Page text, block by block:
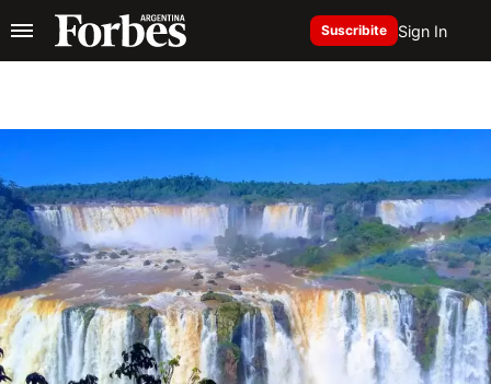
Suscribite Sign In